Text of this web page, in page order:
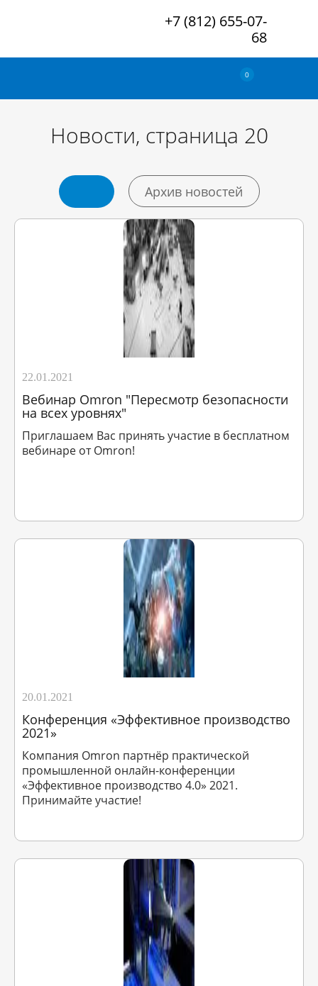
+7 (812) 655-07-
68
0
Новости, страница 20
Архив новостей
22.01.2021
Вебинар Omron "Пересмотр безопасности
на всех уровнях"
Приглашаем Вас принять участие в бесплатном
вебинаре от Omron!
20.01.2021
Конференция «Эффективное производство
2021»
Компания Omron партнёр практической
промышленной онлайн-конференции
«Эффективное производство 4.0» 2021.
Принимайте участие!